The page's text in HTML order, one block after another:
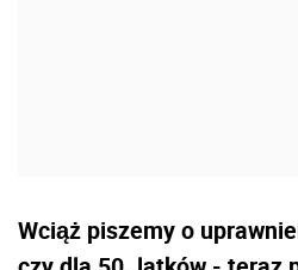
Wciąż piszemy o